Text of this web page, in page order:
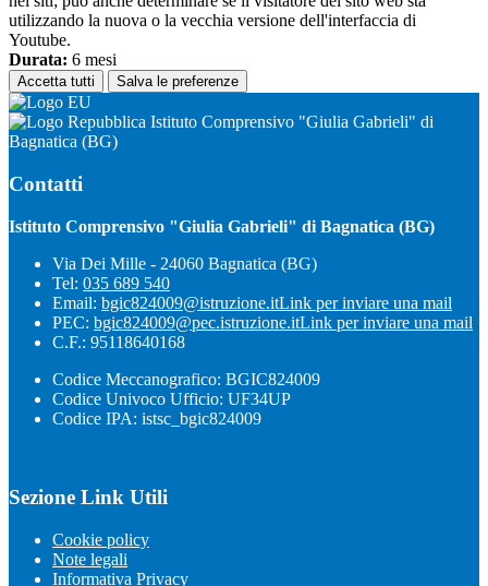
utilizzando la nuova o la vecchia versione dell'interfaccia di
Youtube.
Durata: 6 mesi
Accetta tutti Salva le preferenze
Istituto Comprensivo "Giulia Gabrieli" di
Bagnatica (BG)
Contatti
Istituto Comprensivo "Giulia Gabrieli" di Bagnatica (BG)
Via Dei Mille - 24060 Bagnatica (BG)
Tel: 035 689 540
Email: bgic824009@istruzione.itLink per inviare una mail
PEC: bgic824009@pec.istruzione.itLink per inviare una mail
C.F.: 95118640168
Codice Meccanografico: BGIC824009
Codice Univoco Ufficio: UF34UP
Codice IPA: istsc_bgic824009
Sezione Link Utili
Cookie policy
Note legali
Informativa Privacy